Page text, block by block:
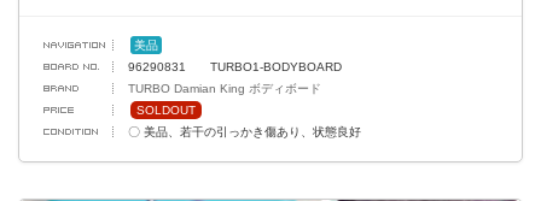
美品
96290831 TURBO1-BODYBOARD
TURBO Damian King ボディボード
SOLDOUT
〇 美品、若干の引っかき傷あり、状態良好